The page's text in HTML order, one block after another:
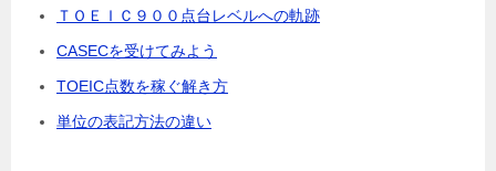
ＴＯＥＩＣ９００点台レベルへの軌跡
CASECを受けてみよう
TOEIC点数を稼ぐ解き方
単位の表記方法の違い